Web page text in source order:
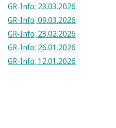
GR-Info; 23.03.2026
GR-Info; 09.03.2026
GR-Info; 23.02.2026
GR-Info; 26.01.2026
GR-Info; 12.01.2026